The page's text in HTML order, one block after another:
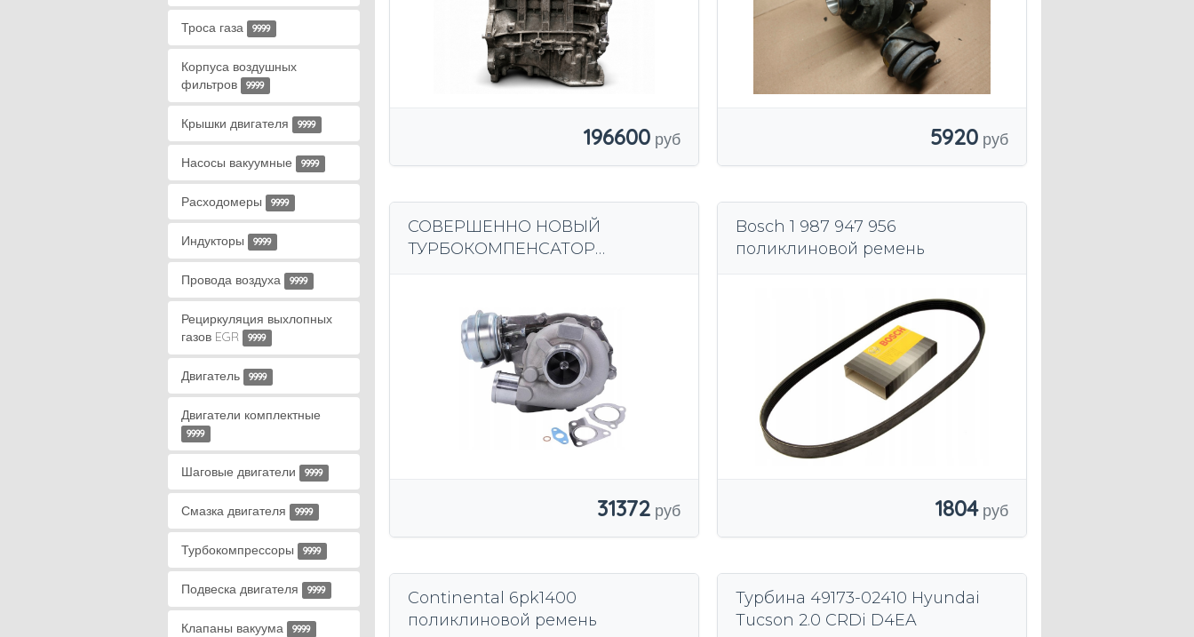
Троса газа 9999
Корпуса воздушных
фильтров
9999
Крышки двигателя 9999
Насосы вакуумные 9999
Расходомеры 9999
Индукторы 9999
Провода воздуха 9999
Рециркуляция выхлопных
газов EGR
9999
Двигатель 9999
Двигатели комплектные
9999
Шаговые двигатели 9999
Смазка двигателя 9999
Турбокомпрессоры 9999
Подвеска двигателя 9999
Клапаны вакуума 9999
196600 5920
СОВЕРШЕННО НОВЫЙ
ТУРБОКОМПЕНСАТОР
31372
Bosch 1 987 947 956
поликлиновой ремень
1804
Continental 6pk1400
поликлиновой ремень
Турбина 49173-02410 Hyundai
Tucson 2.0 CRDi D4EA